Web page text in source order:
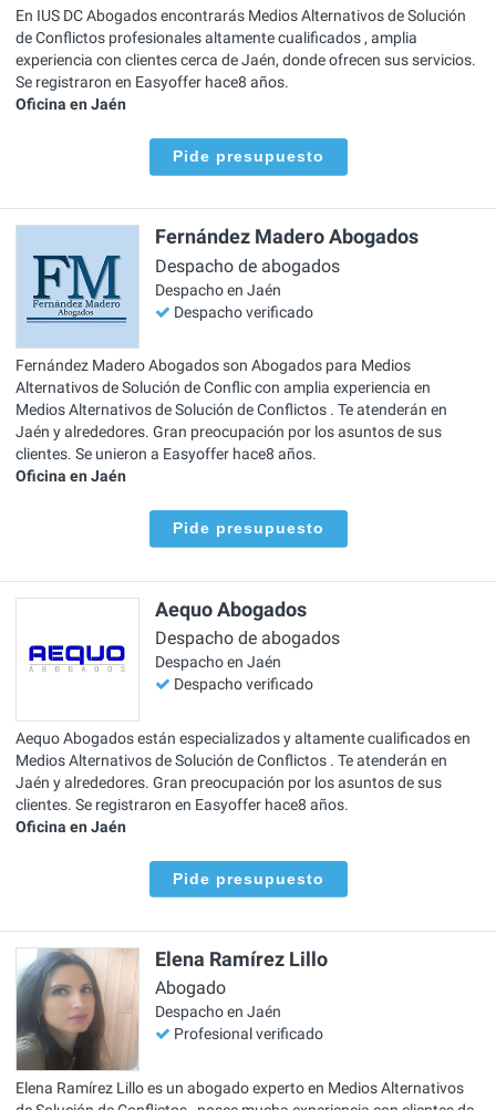
En IUS DC Abogados encontrarás Medios Alternativos de Solución
de Conflictos profesionales altamente cualificados , amplia
experiencia con clientes cerca de Jaén, donde ofrecen sus servicios.
Se registraron en Easyoffer hace8 años.
Oficina en Jaén
Pide presupuesto
Fernández Madero Abogados
Despacho de abogados
Despacho en Jaén
Despacho verificado
Fernández Madero Abogados son Abogados para Medios
Alternativos de Solución de Conflic con amplia experiencia en
Medios Alternativos de Solución de Conflictos . Te atenderán en
Jaén y alrededores. Gran preocupación por los asuntos de sus
clientes. Se unieron a Easyoffer hace8 años.
Oficina en Jaén
Pide presupuesto
Aequo Abogados
Despacho de abogados
Despacho en Jaén
Despacho verificado
Aequo Abogados están especializados y altamente cualificados en
Medios Alternativos de Solución de Conflictos . Te atenderán en
Jaén y alrededores. Gran preocupación por los asuntos de sus
clientes. Se registraron en Easyoffer hace8 años.
Oficina en Jaén
Pide presupuesto
Elena Ramírez Lillo
Abogado
Despacho en Jaén
Profesional verificado
Elena Ramírez Lillo es un abogado experto en Medios Alternativos